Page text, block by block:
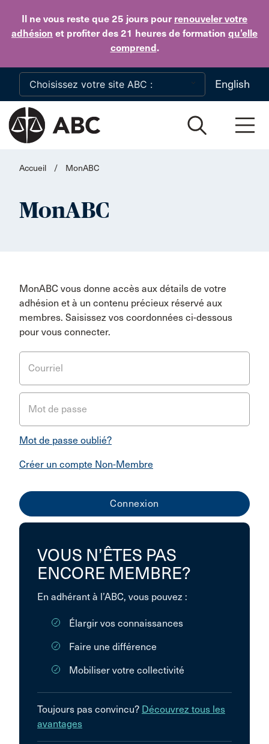
Il ne vous reste que 25 jours pour renouveler votre
adhésion et profiter des 21 heures de formation qu’elle
comprend.
Skip to main content
English
Accueil / MonABC
MonABC
MonABC vous donne accès aux détails de votre
adhésion et à un contenu précieux réservé aux
membres. Saisissez vos coordonnées ci-dessous
pour vous connecter.
Courriel
Mot de passe
Mot de passe oublié?
Créer un compte Non-Membre
VOUS N’ÊTES PAS
ENCORE MEMBRE?
En adhérant à l’ABC, vous pouvez :
Élargir vos connaissances
Faire une différence
Mobiliser votre collectivité
Toujours pas convincu? Découvrez tous les
avantages